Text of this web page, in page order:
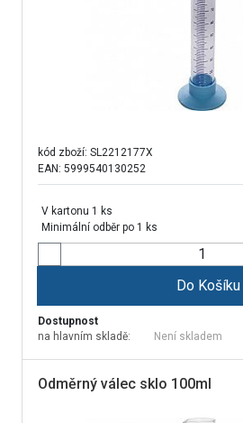
kód zboží: SL2212177X
EAN: 5999540130252
V kartonu 1 ks
Minimální odběr po 1 ks
Do Košíku
Dostupnost
na hlavním skladě:
Není skladem
Odměrný válec sklo 100ml